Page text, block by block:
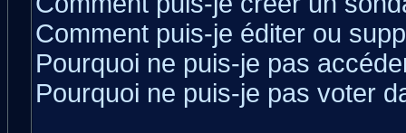
Comment puis-je éditer ou
Pourquoi ne puis-je pas
Pourquoi ne puis-je pas voter